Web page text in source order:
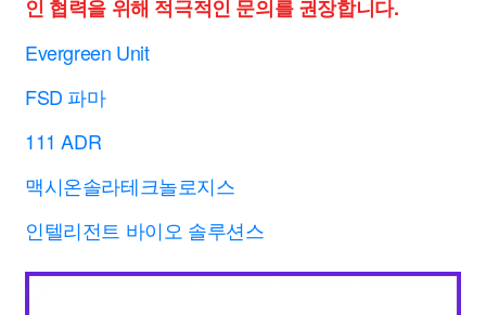
인 협력을 위해 적극적인 문의를 권장합니다.
Evergreen Unit
FSD 파마
111 ADR
맥시온솔라테크놀로지스
인텔리전트 바이오 솔루션스